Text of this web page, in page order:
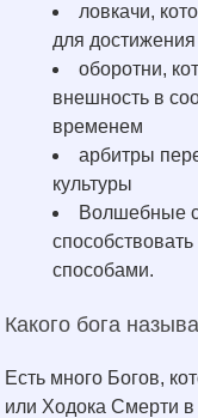
ловкачи,
для
оборотни,
внешность в
временем
арбитры
культуры
Волшебные
способами.
Какого бога
Есть много Богов,
или Ходока Смерти